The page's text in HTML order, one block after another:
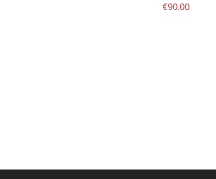
€90.00